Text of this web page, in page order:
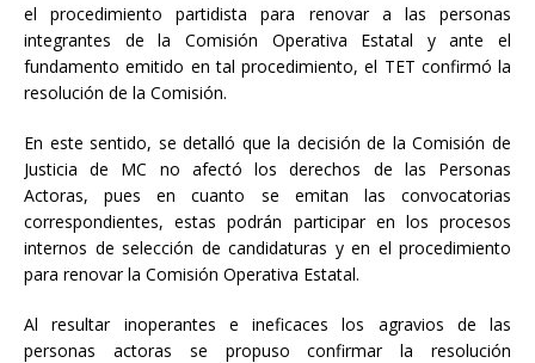
el procedimiento partidista para renovar a las personas
integrantes de la Comisión Operativa Estatal y ante el
fundamento emitido en tal procedimiento, el TET confirmó la
resolución de la Comisión.
En este sentido, se detalló que la decisión de la Comisión de
Justicia de MC no afectó los derechos de las Personas
Actoras, pues en cuanto se emitan las convocatorias
correspondientes, estas podrán participar en los procesos
internos de selección de candidaturas y en el procedimiento
para renovar la Comisión Operativa Estatal.
Al resultar inoperantes e ineficaces los agravios de las
personas actoras se propuso confirmar la resolución